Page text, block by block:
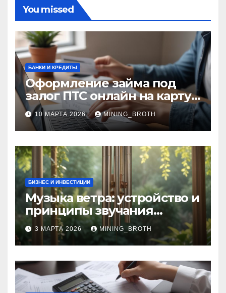
You missed
БАНКИ И КРЕДИТЫ
Оформление займа под
залог ПТС онлайн на карту
без визита в офис: порядок,
требования и документы
10 МАРТА 2026 MINING_BROTH
БИЗНЕС И ИНВЕСТИЦИИ
Музыка ветра: устройство и
принципы звучания
колокольчиков
3 МАРТА 2026 MINING_BROTH